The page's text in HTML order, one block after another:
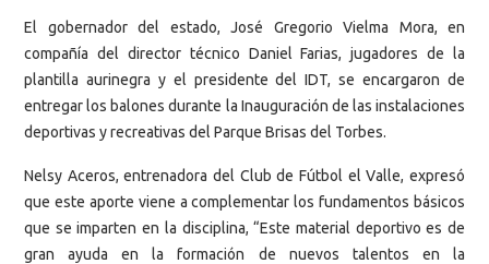
El gobernador del estado, José Gregorio Vielma Mora, en
compañía del director técnico Daniel Farias, jugadores de la
plantilla aurinegra y el presidente del IDT, se encargaron de
entregar los balones durante la Inauguración de las instalaciones
deportivas y recreativas del Parque Brisas del Torbes.
Nelsy Aceros, entrenadora del Club de Fútbol el Valle, expresó
que este aporte viene a complementar los fundamentos básicos
que se imparten en la disciplina, “Este material deportivo es de
gran ayuda en la formación de nuevos talentos en la